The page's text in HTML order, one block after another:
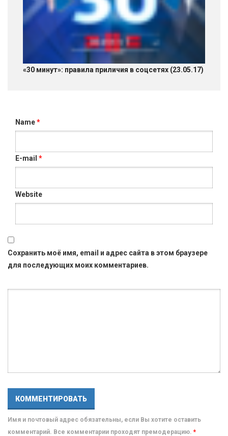
«30 минут»: правила приличия в соцсетях (23.05.17)
Name*
E-mail *
Website
Сохранить моё имя, email и адрес сайта в этом браузере
для последующих моих комментариев.
Имя и почтовый адрес обязательны, если Вы хотите оставить
комментарий. Все комментарии проходят премодерацию. *